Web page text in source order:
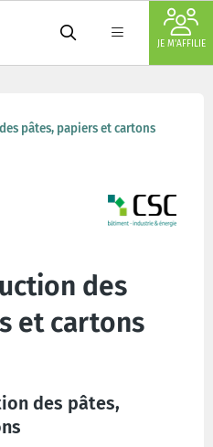
JE M'AFFILIE
pâtes, papiers et cartons
des
et cartons
des pâtes,